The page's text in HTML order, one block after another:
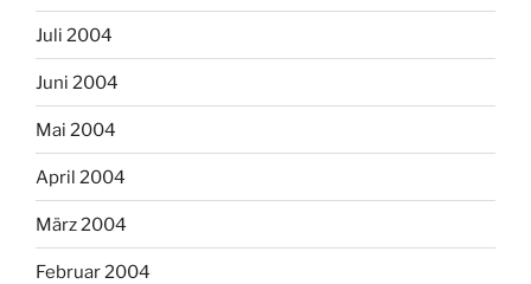
Juli 2004
Juni 2004
Mai 2004
April 2004
März 2004
Februar 2004